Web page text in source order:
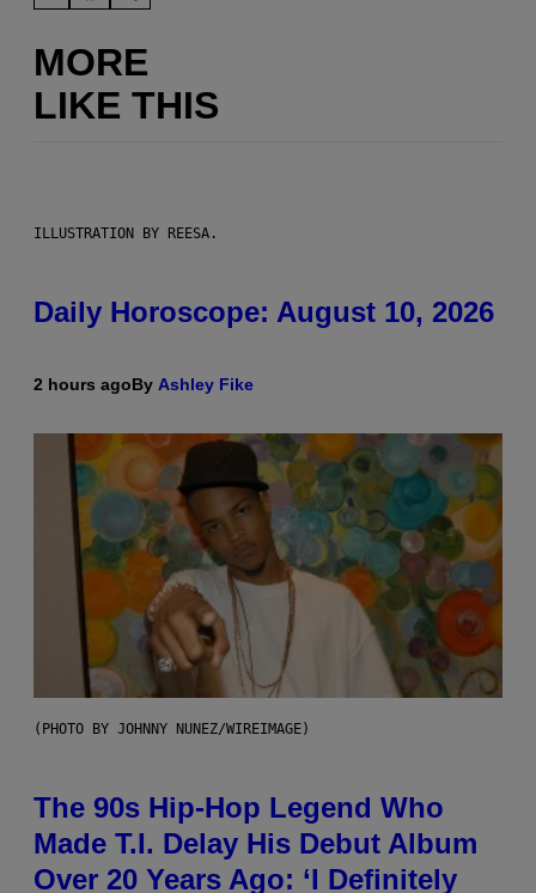
MORE
LIKE THIS
ILLUSTRATION BY REESA.
Daily Horoscope: August 10, 2026
2 hours agoBy Ashley Fike
(PHOTO BY JOHNNY NUNEZ/WIREIMAGE)
The 90s Hip-Hop Legend Who
Made T.I. Delay His Debut Album
Over 20 Years Ago: ‘I Definitely